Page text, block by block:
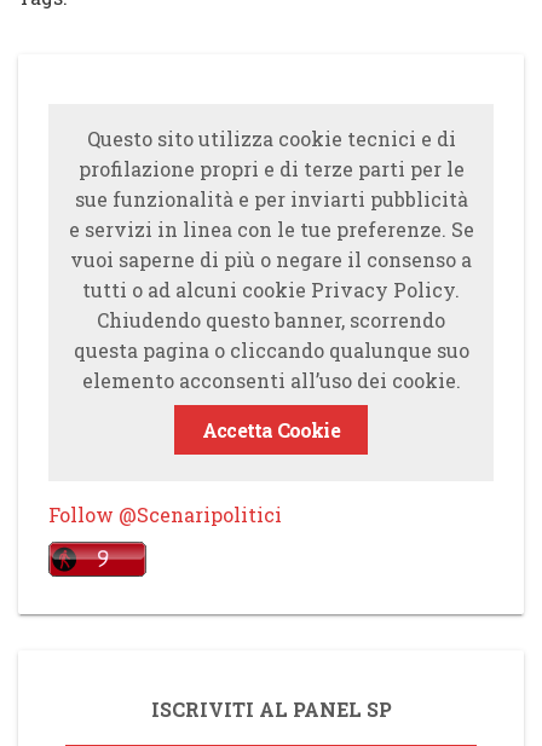
Questo sito utilizza cookie tecnici e di
profilazione propri e di terze parti per le
sue funzionalità e per inviarti pubblicità
e servizi in linea con le tue preferenze. Se
vuoi saperne di più o negare il consenso a
tutti o ad alcuni cookie Privacy Policy.
Chiudendo questo banner, scorrendo
questa pagina o cliccando qualunque suo
elemento acconsenti all’uso dei cookie.
Accetta Cookie
Follow @Scenaripolitici
ISCRIVITI AL PANEL SP